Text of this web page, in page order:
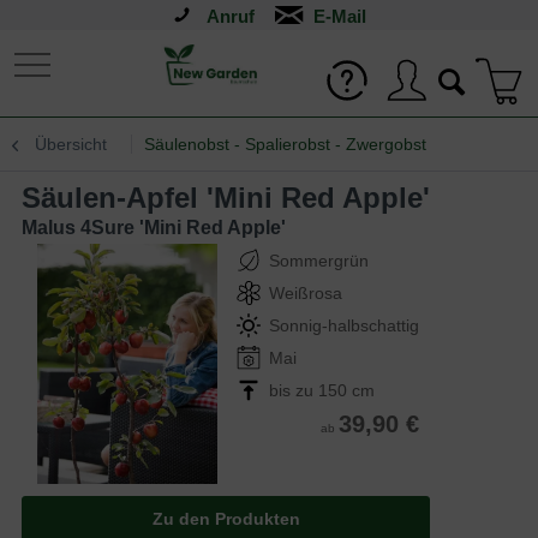
Anruf
Übersicht Säulenobst - Spalierobst - Zwergobst
Säulen-Apfel 'Mini Red Apple'
Malus 4Sure 'Mini Red Apple'
Sommergrün
Weißrosa
Sonnig-halbschattig
Mai
bis zu 150 cm
ab 39,90 €
Zu den Produkten